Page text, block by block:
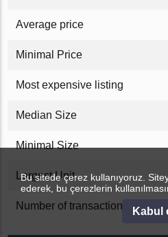
Average price
Minimal Price
Most expensive listing
Median Size
Minimal Size
Largest Unit
Number of transactions
Bu sitede çerez kullanıyoruz.
ederek, bu çerezlerin
Kabul